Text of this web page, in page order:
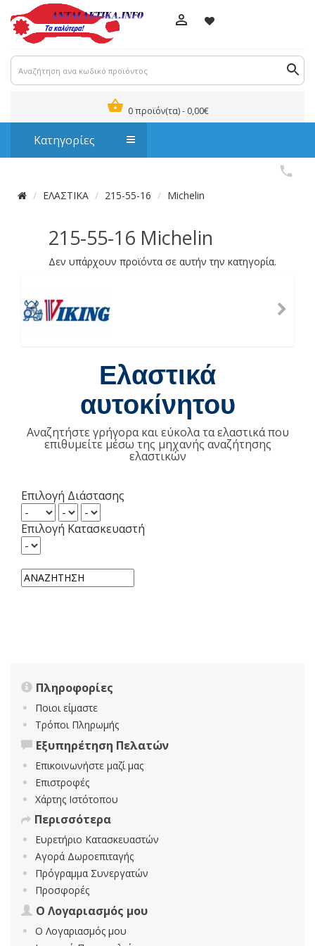
0 προϊόν(τα) - 0,00€
Κατηγορίες
ΕΛΑΣΤΙΚΑ 215-55-16 Michelin
215-55-16 Michelin
Δεν υπάρχουν προϊόντα σε αυτήν την κατηγορία.
Ελαστικά
αυτοκίνητου
Αναζητήστε γρήγορα και εύκολα τα ελαστικά που
επιθυμείτε μέσω της μηχανής αναζήτησης
ελαστικών
Επιλογή Διάστασης
Επιλογή Κατασκευαστή
Πληροφορίες
Ποιοι είμαστε
Τρόποι Πληρωμής
Εξυπηρέτηση Πελατών
Επικοινωνήστε μαζί μας
Επιστροφές
Χάρτης Ιστότοπου
Περισσότερα
Ευρετήριο Κατασκευαστών
Αγορά Δωροεπιταγής
Πρόγραμμα Συνεργατών
Προσφορές
Ο Λογαριασμός μου
Ο Λογαριασμός μου